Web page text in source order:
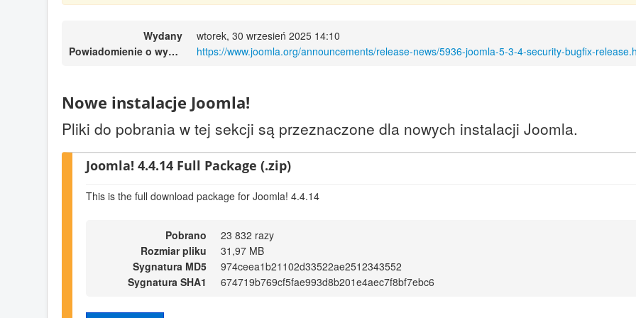
Wydany
wtorek, 30 wrzesień 2025 14:10
Powiadomienie o wydaniu
https://www.joomla.org/announcements/release-news/5936-joomla-5-3-4-security-bugfix-
Nowe instalacje Joomla!
Pliki do pobrania w tej sekcji są przeznaczone dla nowych instalacji Joomla.
Joomla! 4.4.14 Full Package (.zip)
This is the full download package for Joomla! 4.4.14
Pobrano
23 832 razy
Rozmiar pliku
31,97 MB
Sygnatura MD5
974ceea1b21102d33522ae2512343552
Sygnatura SHA1
674719b769cf5fae993d8b201e4aec7f8bf7ebc6